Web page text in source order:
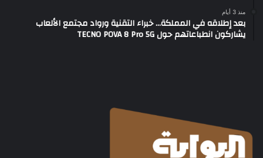
منذ 3 أيام
بعد إطلاقه في المملكة… خبراء التقنية ورواد مجتمع الألعاب
يشاركون انطباعاتهم حول TECNO POVA 8 Pro 5G